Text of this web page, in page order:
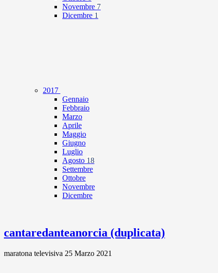
Novembre 7
Dicembre 1
2017
Gennaio
Febbraio
Marzo
Aprile
Maggio
Giugno
Luglio
Agosto 18
Settembre
Ottobre
Novembre
Dicembre
cantaredanteanorcia (duplicata)
maratona televisiva 25 Marzo 2021